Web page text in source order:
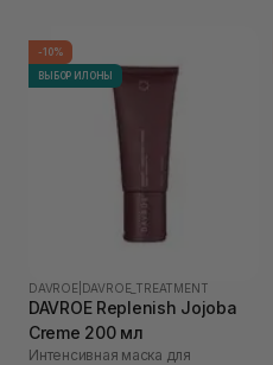
-10%
ВЫБОР ИЛОНЫ
DAVROE DAVROE_TREATMENT
DAVROE Replenish Jojoba
Creme 200 мл
Интенсивная маска для